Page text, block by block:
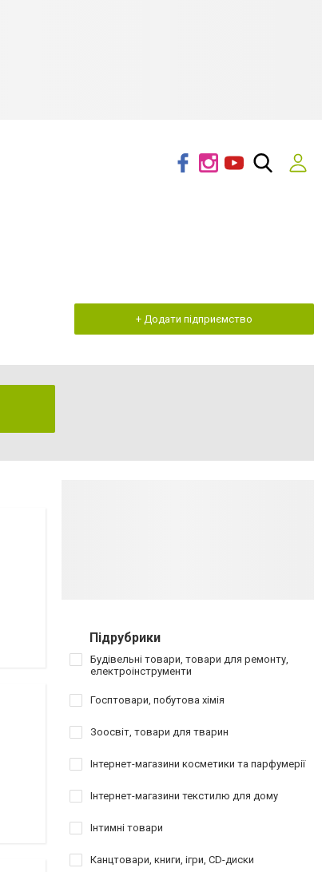
+ Додати підприємство
Підрубрики
Будівельні товари, товари для ремонту,
електроінструменти
Госптовари, побутова хімія
Зоосвіт, товари для тварин
Інтернет-магазини косметики та парфумерії
Інтернет-магазини текстилю для дому
Інтимні товари
Канцтовари, книги, ігри, CD-диски